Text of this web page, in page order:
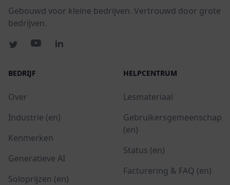
Gebouwd voor kleine bedrijven. Vertrouwd door grote
bedrijven.
BEDRIJF
Over
Industrie (en)
Kenmerken
Generatieve AI
Soloprijzen (en)
HELPCENTRUM
Lesmateriaal
Gebruikersgemeenschap
(en)
Status (en)
Facturering & FAQ (en)